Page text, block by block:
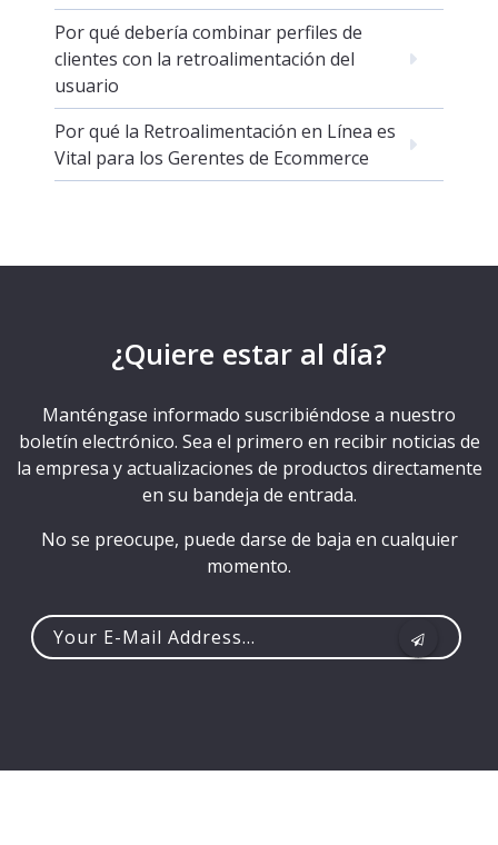
Por qué debería combinar perfiles de
clientes con la retroalimentación del
usuario
Por qué la Retroalimentación en Línea es
Vital para los Gerentes de Ecommerce
¿Quiere estar al día?
Manténgase informado suscribiéndose a nuestro
boletín electrónico. Sea el primero en recibir noticias de
la empresa y actualizaciones de productos directamente
en su bandeja de entrada.
No se preocupe, puede darse de baja en cualquier
momento.